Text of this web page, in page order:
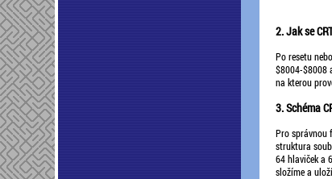
2. Jak se
Po resetu
$8004-$8008
na kterou
3. Schéma
Pro správnou
struktura
64 hlaviček a
složíme a